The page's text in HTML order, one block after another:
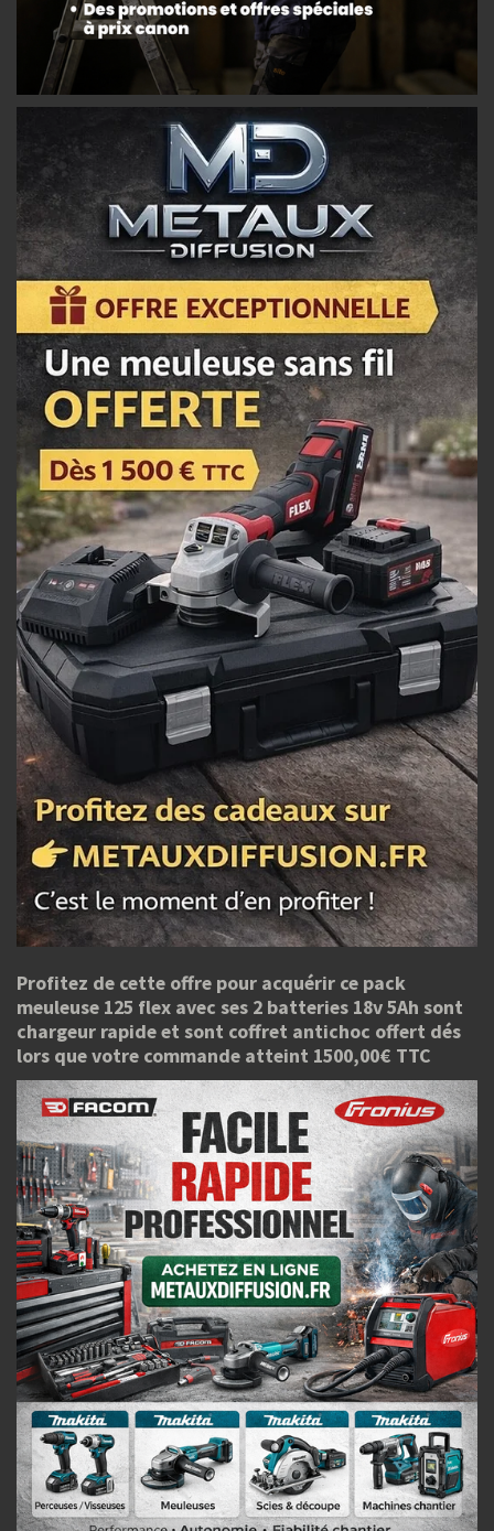
Profitez de cette offre pour acquérir ce pack
meuleuse 125 flex avec ses 2 batteries 18v 5Ah sont
chargeur rapide et sont coffret antichoc offert dés
lors que votre commande atteint 1500,00€ TTC